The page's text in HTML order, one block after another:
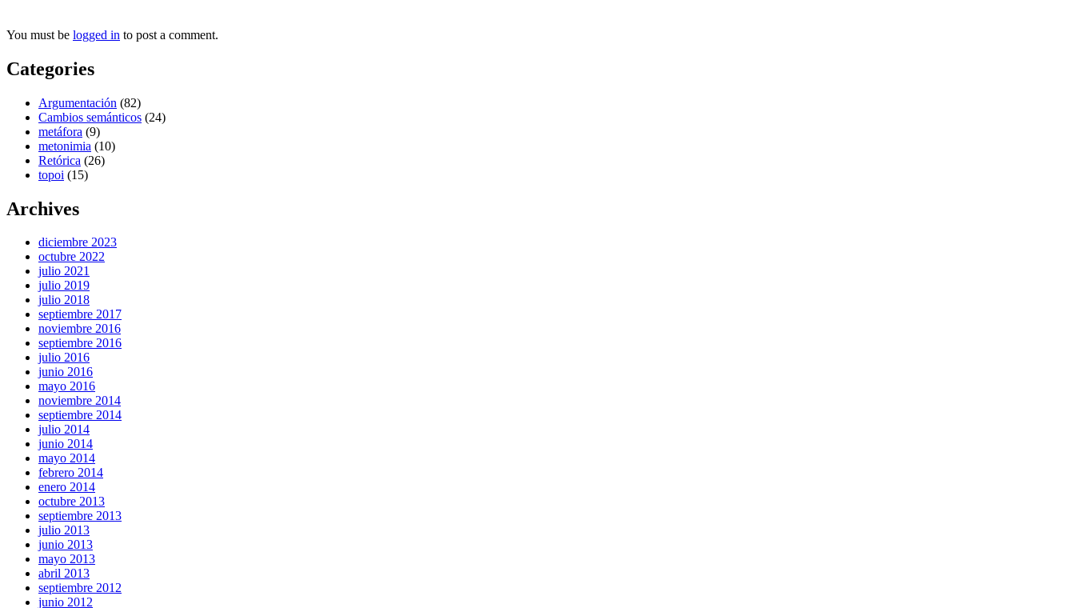
You must be logged in to post a comment.
Categories
Argumentación (82)
Cambios semánticos (24)
metáfora (9)
metonimia (10)
Retórica (26)
topoi (15)
Archives
diciembre 2023
octubre 2022
julio 2021
julio 2019
julio 2018
septiembre 2017
noviembre 2016
septiembre 2016
julio 2016
junio 2016
mayo 2016
noviembre 2014
septiembre 2014
julio 2014
junio 2014
mayo 2014
febrero 2014
enero 2014
octubre 2013
septiembre 2013
julio 2013
junio 2013
mayo 2013
abril 2013
septiembre 2012
junio 2012